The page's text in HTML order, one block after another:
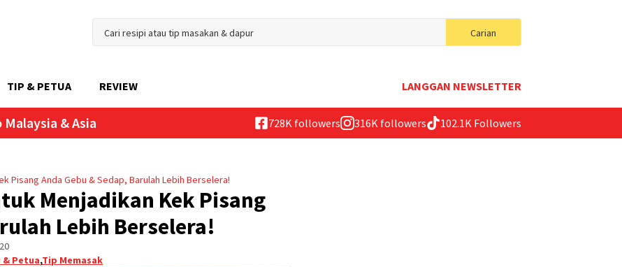
Carian
for:
TIP & PETUA REVIEW LANGGAN NEWSLETTER
& Asia 728K followers 316K followers 102.1K Followers
Pisang Anda Gebu & Sedap, Barulah Lebih Berselera!
Menjadikan Kek Pisang
Lebih Berselera!
& Petua,Tip Memasak